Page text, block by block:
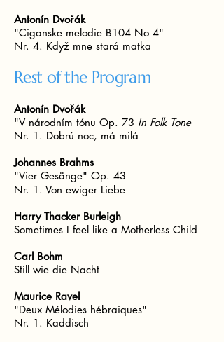
Antonín Dvořák
"Ciganske melodie B104 No 4"
Nr. 4. Když mne stará matka
Rest of the Program
Antonín Dvořák
"V národním tónu Op. 73 In Folk Tone
Nr. 1. Dobrú noc, má milá
Johannes Brahms
"Vier Gesänge" Op. 43
Nr. 1. Von ewiger Liebe
Harry Thacker Burleigh
Sometimes I feel like a Motherless Child
Carl Bohm
Still wie die Nacht
Maurice Ravel
"Deux Mélodies hébraiques"
Nr. 1. Kaddisch